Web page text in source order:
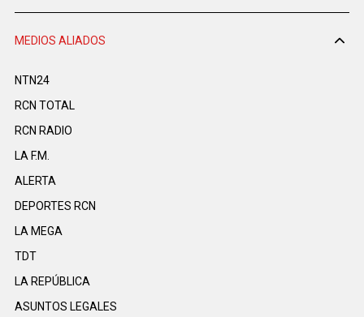
MEDIOS ALIADOS
NTN24
RCN TOTAL
RCN RADIO
LA F.M.
ALERTA
DEPORTES RCN
LA MEGA
TDT
LA REPÚBLICA
ASUNTOS LEGALES